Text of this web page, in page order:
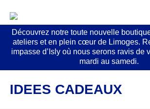
Découvrez notre toute nouvelle
ateliers et en plein cœur de Limoges.
impasse d’Isly où nous serons ravis de
mardi au samedi.
IDEES CADEAUX